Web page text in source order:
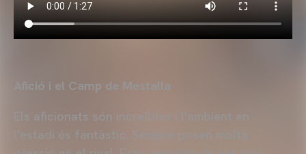
Afició i el Camp de Mestalla
Els aficionats són increïbles i l'ambient en
l'estadi és fantàstic. Sempre posen molta